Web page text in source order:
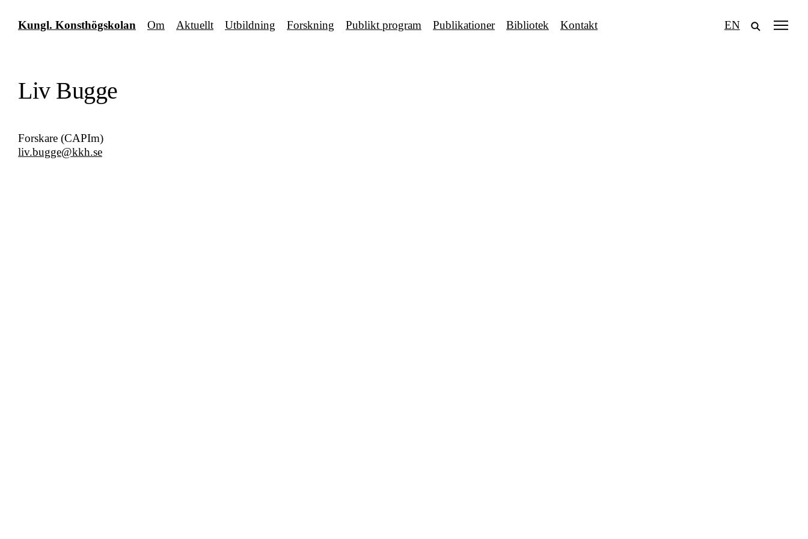
innehållet
Kungl. Konsthögskolan Om Aktuellt Utbildning Forskning Publikt program Publikationer Bibliotek Kontakt EN
Liv Bugge
Forskare (CAPIm)
liv.bugge@kkh.se